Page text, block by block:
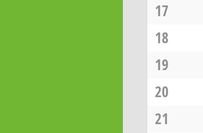
17
18
19
20
21